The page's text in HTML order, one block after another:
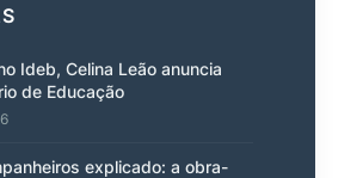
Ideb, Celina Leão anuncia
de Educação
explicado: a obra-